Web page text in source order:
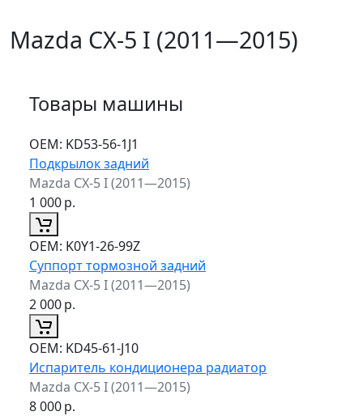
Mazda CX-5 I (2011—2015)
Товары машины
ОЕМ: KD53-56-1J1
Подкрылок задний
Mazda CX-5 I (2011—2015)
1 000р.
ОЕМ: K0Y1-26-99Z
Суппорт тормозной задний
Mazda CX-5 I (2011—2015)
2 000р.
ОЕМ: KD45-61-J10
Испаритель кондиционера радиатор
Mazda CX-5 I (2011—2015)
8 000р.